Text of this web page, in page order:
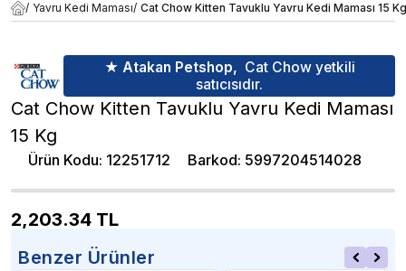
/ Yavru Kedi Maması/ Cat Chow Kitten Tavuklu Yavru Kedi Maması 15 Kg
★ Atakan Petshop, Cat Chow yetkili
satıcısıdır.
Cat Chow Kitten Tavuklu Yavru Kedi Maması
15 Kg
Ürün Kodu: 12251712 Barkod: 5997204514028
2,203.34 TL
Benzer Ürünler